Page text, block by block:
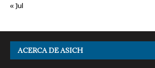
« Jul
ACERCA DE ASICH